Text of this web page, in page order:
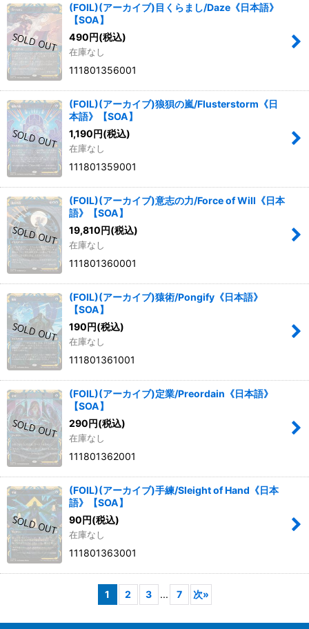
(FOIL)(アーカイブ)目くらまし/Daze《日本語》
【SOA】
490円(税込)
在庫なし
111801356001
(FOIL)(アーカイブ)狼狽の嵐/Flusterstorm《日
本語》【SOA】
1,190円(税込)
在庫なし
111801359001
(FOIL)(アーカイブ)意志の力/Force of Will《日本
語》【SOA】
19,810円(税込)
在庫なし
111801360001
(FOIL)(アーカイブ)猿術/Pongify《日本語》
【SOA】
190円(税込)
在庫なし
111801361001
(FOIL)(アーカイブ)定業/Preordain《日本語》
【SOA】
290円(税込)
在庫なし
111801362001
(FOIL)(アーカイブ)手練/Sleight of Hand《日本
語》【SOA】
90円(税込)
在庫なし
111801363001
1 2 3 ... 7 次»